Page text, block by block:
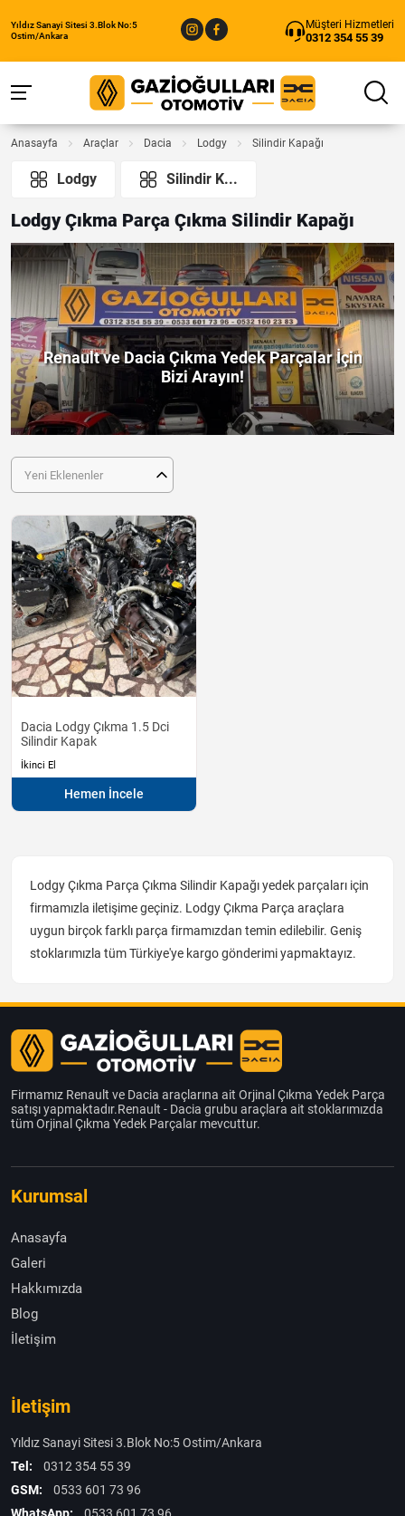
Yıldız Sanayi Sitesi 3.Blok No:5
Ostim/Ankara
Müşteri Hizmetleri
0312 354 55 39
Anasayfa Araçlar Dacia Lodgy Silindir Kapağı
Lodgy Silindir K...
Lodgy Çıkma Parça Çıkma Silindir Kapağı
Renault ve Dacia Çıkma Yedek Parçalar İçin
Bizi Arayın!
Yeni Eklenenler
Dacia Lodgy Çıkma 1.5 Dci
Silindir Kapak
İkinci El
Hemen İncele
Lodgy Çıkma Parça Çıkma Silindir Kapağı yedek parçaları için
firmamızla iletişime geçiniz. Lodgy Çıkma Parça araçlara
uygun birçok farklı parça firmamızdan temin edilebilir. Geniş
stoklarımızla tüm Türkiye'ye kargo gönderimi yapmaktayız.
Firmamız Renault ve Dacia araçlarına ait Orjinal Çıkma Yedek Parça
satışı yapmaktadır.Renault - Dacia grubu araçlara ait stoklarımızda
tüm Orjinal Çıkma Yedek Parçalar mevcuttur.
Kurumsal
Anasayfa
Galeri
Hakkımızda
Blog
İletişim
İletişim
Yıldız Sanayi Sitesi 3.Blok No:5 Ostim/Ankara
Tel:
0312 354 55 39
GSM:
0533 601 73 96